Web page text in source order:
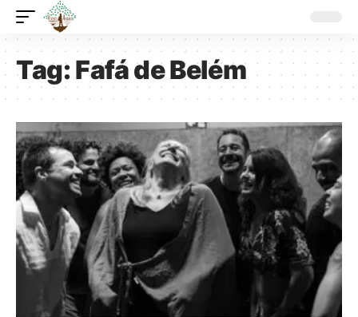
Tag:Fafá de Belém